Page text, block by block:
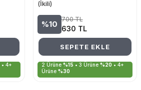
• 4+
(İkili)
%10
700TL
630 TL
SEPETE EKLE
2 Ürüne %15 • 3 Ürüne %20 • 4+
Ürüne %30